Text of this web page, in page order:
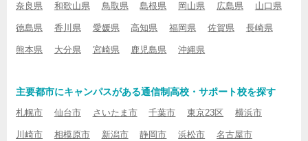
奈良県 和歌山県 鳥取県 島根県 岡山県 広島県 山口県
徳島県 香川県 愛媛県 高知県 福岡県 佐賀県 長崎県
熊本県 大分県 宮崎県 鹿児島県 沖縄県
主要都市にキャンパスがある通信制高校・サポート校を探す
札幌市 仙台市 さいたま市 千葉市 東京23区 横浜市
川崎市 相模原市 新潟市 静岡市 浜松市 名古屋市